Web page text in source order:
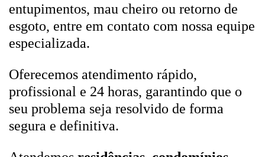
entupimentos, mau cheiro ou retorno de
esgoto, entre em contato com nossa equipe
especializada.
Oferecemos atendimento rápido,
profissional e 24 horas, garantindo que o
seu problema seja resolvido de forma
segura e definitiva.